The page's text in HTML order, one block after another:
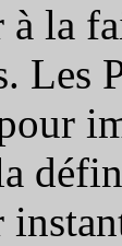
à la
Les